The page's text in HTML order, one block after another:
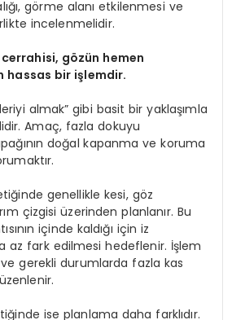
görme alanı etkilenmesi ve
incelenmelidir.
gözün hemen
hassas bir işlemdir.
almak” gibi basit bir yaklaşımla
Amaç, fazla dokuyu
doğal kapanma ve koruma
genellikle kesi, göz
çizgisi üzerinden planlanır. Bu
içinde kaldığı için iz
az fark edilmesi hedeflenir. İşlem
ve gerekli durumlarda fazla kas
ise planlama daha farklıdır.